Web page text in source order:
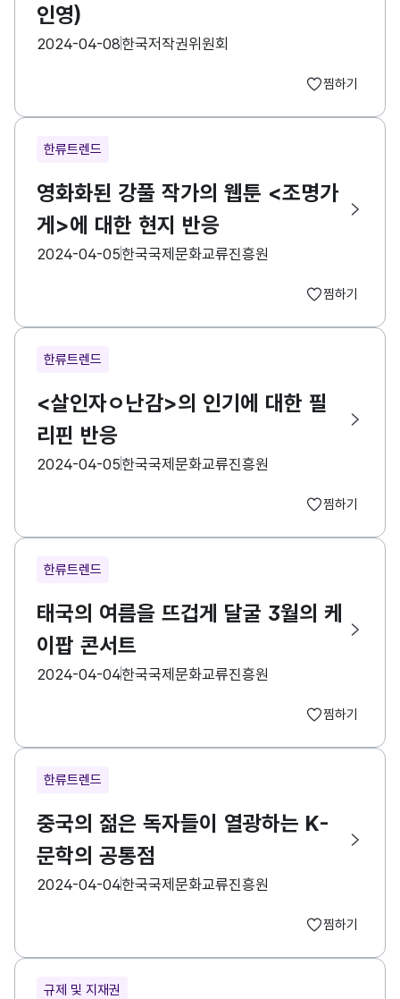
인영)
등록일
2024-04-08수집기관한국저작권위원회
찜하기
한류트렌드
영화화된 강풀 작가의 웹툰 <조명가
게>에 대한 현지 반응
등록일
2024-04-05수집기관한국국제문화교류진흥원
찜하기
한류트렌드
<살인자ㅇ난감>의 인기에 대한 필
리핀 반응
등록일
2024-04-05수집기관한국국제문화교류진흥원
찜하기
한류트렌드
태국의 여름을 뜨겁게 달굴 3월의 케
이팝 콘서트
등록일
2024-04-04수집기관한국국제문화교류진흥원
찜하기
한류트렌드
중국의 젊은 독자들이 열광하는 K-
문학의 공통점
등록일
2024-04-04수집기관한국국제문화교류진흥원
찜하기
규제 및 지재권